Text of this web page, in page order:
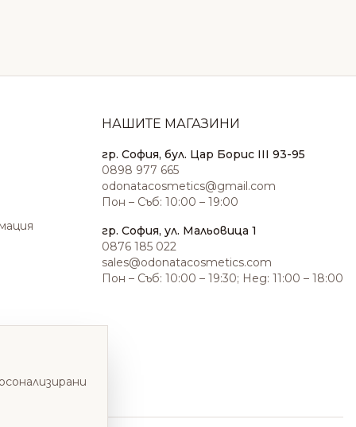
НАШИТЕ МАГАЗИНИ
гр. София, бул. Цар Борис III 93-95
0898 977 665
odonatacosmetics@gmail.com
Пон – Съб: 10:00 – 19:00
гр. София, ул. Мальовица 1
0876 185 022
sales@odonatacosmetics.com
Пон – Съб: 10:00 – 19:30; Нед: 11:00 – 18:00